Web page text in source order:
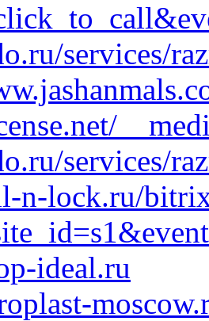
services/
services/
n-lock.ru/
ideal.ru